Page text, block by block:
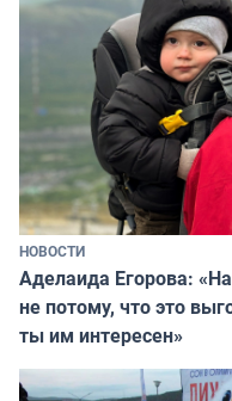
НОВОСТИ
Аделаида Егорова:
не потому, что это
ты им интересен»